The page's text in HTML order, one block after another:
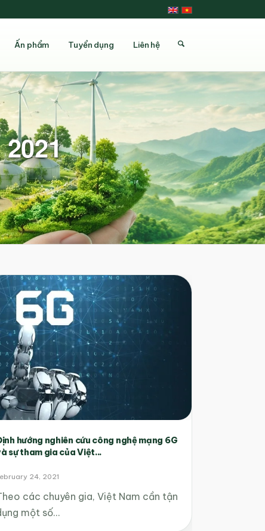
Ấn phẩm Tuyển dụng Liên hệ
hướng nghiên cứu công nghệ mạng 6G
sự tham gia của Việt...
24, 2021
các chuyên gia, Việt Nam cần tận
một số…